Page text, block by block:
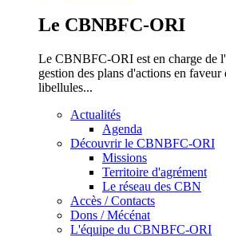
Le CBNBFC-ORI
Le CBNBFC-ORI est en charge de
gestion des plans d'actions en
libellules...
Actualités
Agenda
Découvrir le CBNBFC-ORI
Missions
Territoire d'agrément
Le réseau des CBN
Accès / Contacts
Dons / Mécénat
L'équipe du CBNBFC-ORI